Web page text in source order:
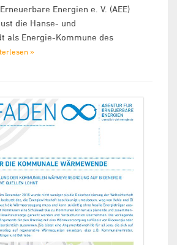
Energien e. V. (AEE)
die Hanse- und
als Energie-Kommune des
»